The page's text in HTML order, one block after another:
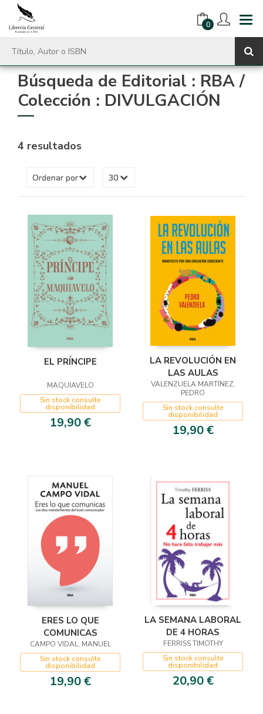
0
Búsqueda de Editorial : RBA /
Colección : DIVULGACIÓN
4 resultados
EL PRÍNCIPE
MAQUIAVELO
Sin stock consulte
disponibilidad
19,90 €
LA REVOLUCIÓN EN
LAS AULAS
VALENZUELA MARTÍNEZ,
PEDRO
Sin stock consulte
disponibilidad
19,90 €
ERES LO QUE
COMUNICAS
CAMPO VIDAL, MANUEL
Sin stock consulte
disponibilidad
19,90 €
LA SEMANA LABORAL
DE 4 HORAS
FERRISS TIMOTHY
Sin stock consulte
disponibilidad
20,90 €